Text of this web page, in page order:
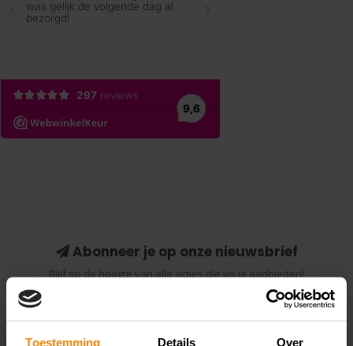
Toestemming Details Over
Abonneer je op onze nieuwsbrief
Blijf op de hoogte van alle acties die wij je aanbieden!
Abonneer